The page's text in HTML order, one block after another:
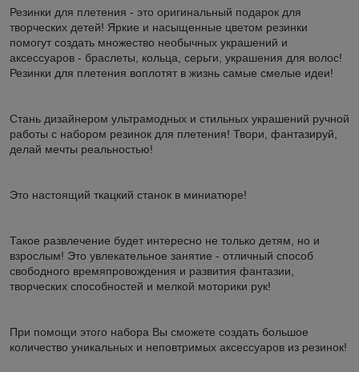
Резинки для плетения - это оригинальный подарок для
творческих детей! Яркие и насыщенные цветом резинки
помогут создать множество необычных украшений и
аксессуаров - браслеты, кольца, серьги, украшения для волос!
Резинки для плетения воплотят в жизнь самые смелые идеи!
Стань дизайнером ультрамодных и стильных украшений ручной
работы с набором резинок для плетения! Твори, фантазируй,
делай мечты реальностью!
Это настоящий ткацкий станок в миниатюре!
Такое развлечение будет интересно не только детям, но и
взрослым! Это увлекательное занятие - отличный способ
свободного времяпровождения и развития фантазии,
творческих способностей и мелкой моторики рук!
При помощи этого набора Вы сможете создать большое
количество уникальных и неповтримых аксессуаров из резинок!